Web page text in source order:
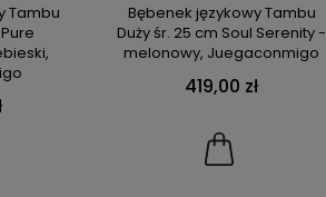
Tambu
Bębenek językowy Tambu
Duży śr. 25 cm Soul Serenity -
melonowy, Juegaconmigo
419,00 zł